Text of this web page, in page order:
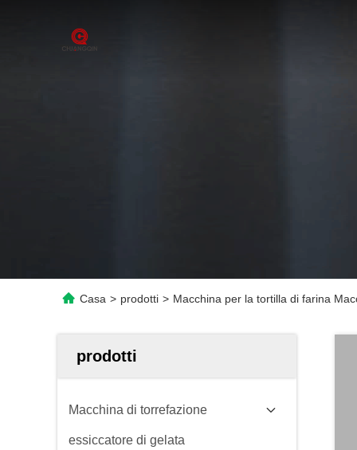
Casa > prodotti > Macchina per la tortilla di farina
prodotti
Macchina di torrefazione
essiccatore di gelata